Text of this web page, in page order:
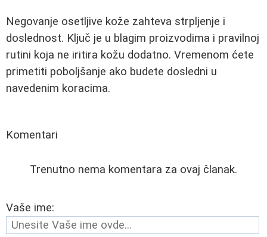
Negovanje osetljive kože zahteva strpljenje i
doslednost. Ključ je u blagim proizvodima i pravilnoj
rutini koja ne iritira kožu dodatno. Vremenom ćete
primetiti poboljšanje ako budete dosledni u
navedenim koracima.
Komentari
Trenutno nema komentara za ovaj članak.
Vaše ime: